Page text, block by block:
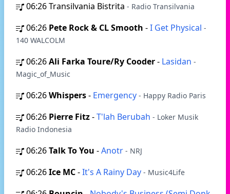
06:26Transilvania Bistrita - Radio Transilvania
06:26 Pete Rock & CL Smooth -I Get Physical -
140 WALCOLM
06:26Ali Farka Toure/Ry Cooder- Lasidan -
Magic_of_Music
06:26Whispers- Emergency - Happy Radio Paris
06:26 Pierre Fitz-T'lah Berubah - Loker Musik
Radio Indonesia
06:26Talk To You -Anotr - NRJ
06:26Ice MC-It's A Rainy Day - Music4Life